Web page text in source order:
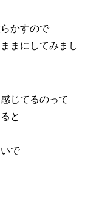
かすので
まにしてみまし
じてるのって
と
で